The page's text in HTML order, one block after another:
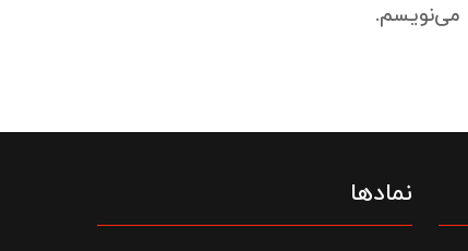
می‌نویسم.
نمادها